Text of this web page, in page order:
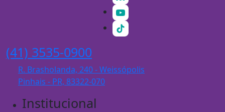
(41) 3535-0900
R. Brasholanda, 240 - Weissópolis
Pinhais - PR, 83322-070
Institucional